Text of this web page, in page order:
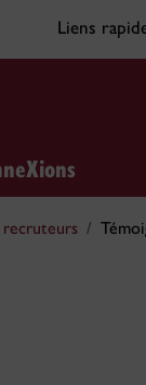
Liens
recruteurs